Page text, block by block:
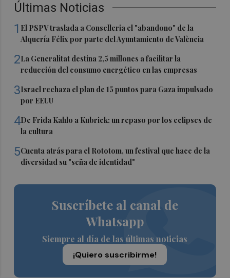
Últimas Noticias
1 El PSPV traslada a Conselleria el "abandono" de la
Alquería Félix por parte del Ayuntamiento de València
2La Generalitat destina 2,5 millones a facilitar la
reducción del consumo energético en las empresas
3Israel rechaza el plan de 15 puntos para Gaza impulsado
por EEUU
4De Frida Kahlo a Kubrick: un repaso por los eclipses de
la cultura
5Cuenta atrás para el Rototom, un festival que hace de la
diversidad su "seña de identidad"
Suscríbete al canal de
Whatsapp
Siempre al día de las últimas noticias
¡Quiero suscribirme!